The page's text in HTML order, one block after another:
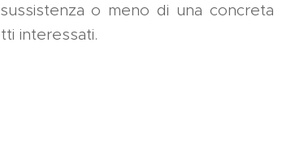
o meno di una concreta
interessati.